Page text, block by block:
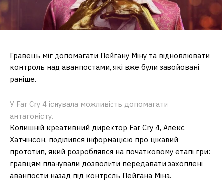
Гравець міг допомагати Пейгану Міну та відновлювати
контроль над аванпостами, які вже були завойовані
раніше.
У Far Cry 4 існувала можливість допомагати
антагоністу.
Колишній креативний директор Far Cry 4, Алекс
Хатчінсон, поділився інформацією про цікавий
прототип, який розроблявся на початковому етапі гри:
гравцям планували дозволити передавати захоплені
аванпости назад під контроль Пейгана Міна.